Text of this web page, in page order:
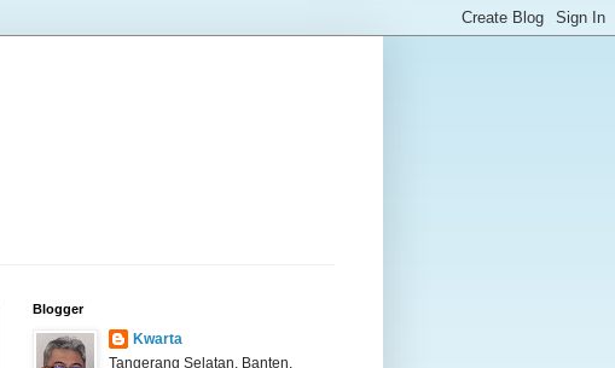
Blogger
Kwarta
Tangerang Selatan, Banten,